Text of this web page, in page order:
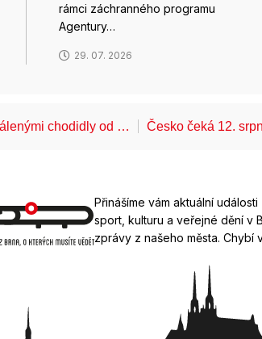
rámci záchranného programu
Agentury…
29. 07. 2026
chodidly od … Česko čeká 12.
Přinášíme vám aktuální
sport, kulturu a veřejné dění v
zprávy z našeho města. Chybí